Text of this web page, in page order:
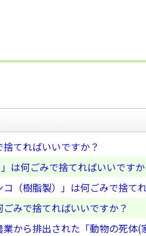
捨てればいいですか？
は何ごみで捨てればいいです
コ（樹脂製）」は何ごみで捨て
ごみで捨てればいいですか？
業から排出された「動物の死